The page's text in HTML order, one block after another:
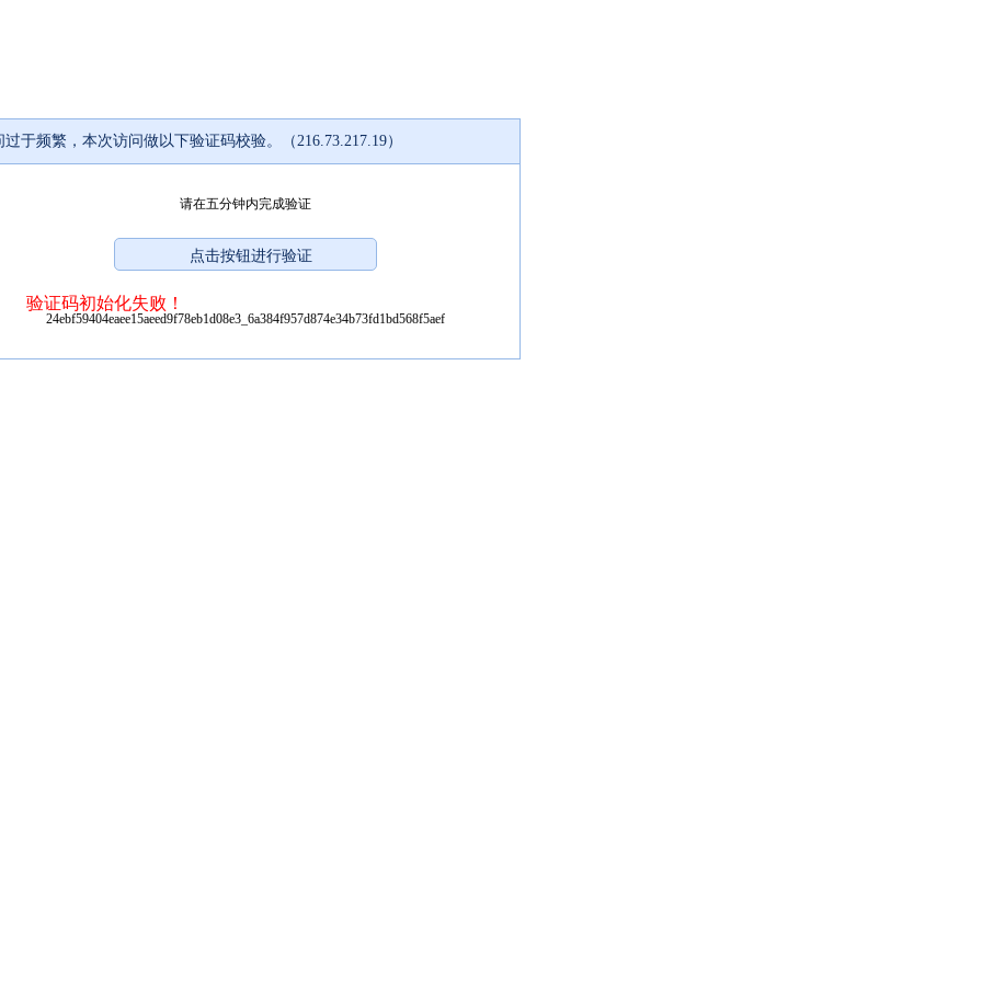
过于频繁，本次访问做以下验证码校验。（216.73.217.19）
请在五分钟内完成验证
验证码初始化失败！
24ebf59404eaee15aeed9f78eb1d08e3_6a384f957d874e34b73fd1bd568f5aef